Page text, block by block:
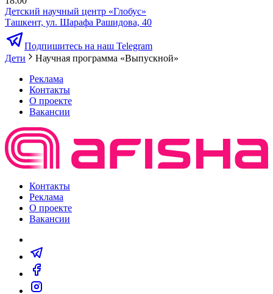
Детский научный центр «Глобус»
Ташкент, ул. Шарафа Рашидова, 40
Подпишитесь на наш Telegram
Дети
Научная программа «Выпускной»
Реклама
Контакты
О проекте
Вакансии
Контакты
Реклама
О проекте
Вакансии